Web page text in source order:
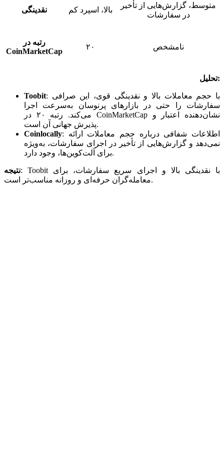
نقدینگی بالا، اسپرد کم
متوسط، گزارش‌هایی از تأخیر
در سفارشات
رتبه در
CoinMarketCap
۲۰ نامشخص
تحلیل:
Toobit:
سفارشات را حتی در بازارهای پرنوسان به‌سرعت اجرا
می‌کند. رتبه ۲۰ در CoinMarketCap نشان‌دهنده اعتبار و
پذیرش جهانی آن است.
Coinlocally:
نمی‌دهد و گزارش‌هایی از تأخیر در اجرای سفارشات، به‌ویژه
برای آلت‌کوین‌ها، وجود دارد.
نتیجه: Toobit با نقدینگی بالا و اجرای سریع سفارشات، برای
معامله‌گران حرفه‌ای و روزانه مناسب‌تر است.